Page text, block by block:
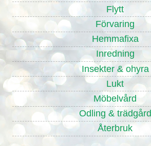
Flytt
Förvaring
Hemmafixa
Inredning
Insekter & ohyra
Lukt
Möbelvård
Odling & trädgård
Återbruk